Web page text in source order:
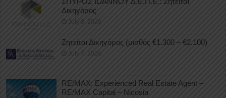
Δικηγόρος
July 8, 2026
Ζητείται Δικηγόρος (μισθός €1.300 – €2.100)
July 7, 2026
RE/MAX: Experienced Real Estate Agent –
RE/MAX Capital – Nicosia